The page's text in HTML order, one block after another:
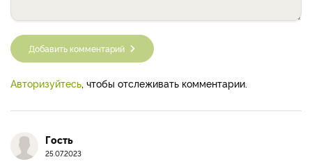
Добавить комментарий
Авторизуйтесь , чтобы отслеживать комментарии.
Гость
25.07.2023